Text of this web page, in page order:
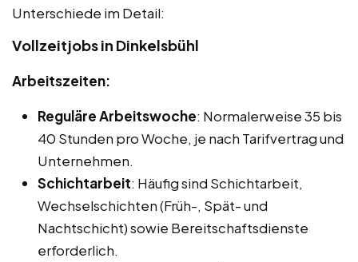
Unterschiede im Detail:
Vollzeitjobs in Dinkelsbühl
Arbeitszeiten:
Reguläre Arbeitswoche: Normalerweise 35 bis
40 Stunden pro Woche, je nach Tarifvertrag und
Unternehmen.
Schichtarbeit: Häufig sind Schichtarbeit,
Wechselschichten (Früh-, Spät- und
Nachtschicht) sowie Bereitschaftsdienste
erforderlich.